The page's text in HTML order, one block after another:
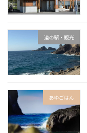
道の駅・観光
あゆごはん